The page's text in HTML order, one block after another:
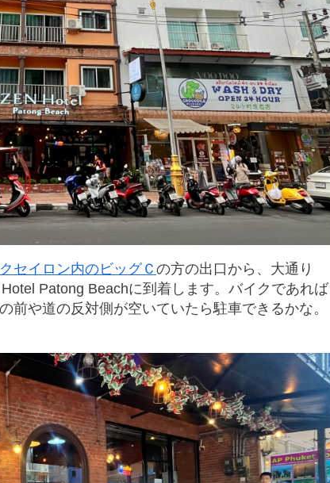
セイロン内のビッグＣ の方の出口から、大通り
Patong Beachに到着します。バイクであれば
や道の反対側が空いていたら駐車できるかな。